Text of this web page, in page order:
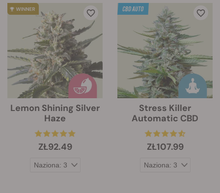
Lemon Shining Silver
Haze
ZŁ92.49
Stress Killer
Automatic CBD
ZŁ107.99